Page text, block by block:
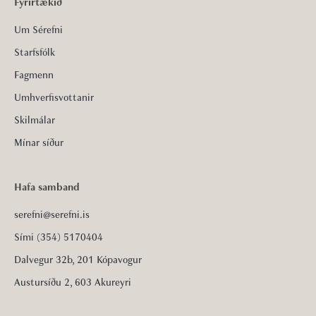
Um Sérefni
Starfsfólk
Fagmenn
Umhverfisvottanir
Skilmálar
Mínar síður
Hafa samband
serefni@serefni.is
Sími (354) 5170404
Dalvegur 32b, 201 Kópavogur
Austursíðu 2, 603 Akureyri